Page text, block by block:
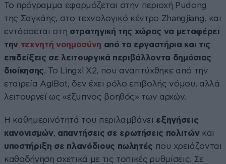
Το πρόγραμμα εφαρμόζεται στην περιοχή Pudong
της Σαγκάης, στο τεχνολογικό κέντρο Zhangjiang, και
εντάσσεται στη στρατηγική της χώρας να μεταφέρει
την τεχνητή νοημοσύνη από τα εργαστήρια και τις
επιδείξεις σε λειτουργικά περιβάλλοντα δημόσιας
διοίκησης. Το Lingxi X2, που αναπτύχθηκε από την
εταιρεία AgiBot, δεν έχει ρόλο επιβολής νόμου, αλλά
λειτουργεί ως «έξυπνος βοηθός» των αρχών.
Η καθημερινότητά του περιλαμβάνει εξηγήσεις
κανονισμών, απαντήσεις σε ερωτήσεις πολιτώνκαι
υποστήριξη σε πλανόδιους πωλητές που χρειάζονται
καθοδήγηση σχετικά με τις τοπικές ρυθμίσεις. Σε